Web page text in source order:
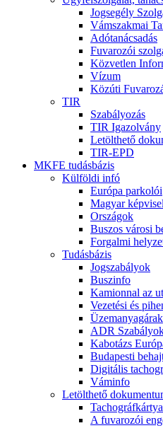
Jogsegély
Vámszakmai
Adótanácsadás
Fuvarozói
Közvetlen
Vízum
Közúti
TIR
Szabályozás
TIR Igazolvány
Letölthető
TIR-EPD
MKFE tudásbázis
Külföldi infó
Európa parkolói
Magyar
Országok
Buszos városi
Forgalmi
Tudásbázis
Jogszabályok
Buszinfo
Kamionnal az
Vezetési és
Üzemanyagárak
ADR
Kabotázs
Budapesti
Digitális
Váminfo
Letölthető
A fuvarozói